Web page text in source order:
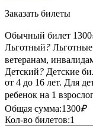
Заказать билеты
Обычный билет 1300
Льготный?
ветеранам,
Детский? Детские
от 4 до 16 лет. Для
ребенок на 1
Общая сумма:1300₽
Кол-во билетов:1